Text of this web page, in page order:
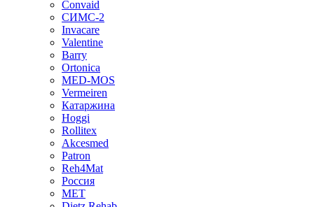
Convaid
СИМС-2
Invacare
Valentine
Barry
Ortonica
MED-MOS
Vermeiren
Катаржина
Hoggi
Rollitex
Akcesmed
Patron
Reh4Mat
Россия
МЕТ